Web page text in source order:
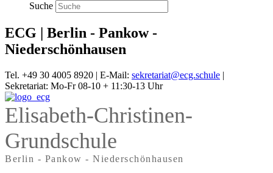
Suche
ECG | Berlin - Pankow -
Niederschönhausen
Tel. +49 30 4005 8920 | E-Mail: sekretariat@ecg.schule |
Sekretariat: Mo-Fr 08-10 + 11:30-13 Uhr
Elisabeth-Christinen-
Grundschule
Berlin - Pankow - Niederschönhausen